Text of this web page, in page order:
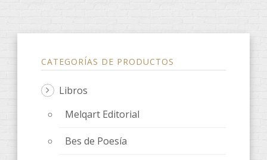
CATEGORÍAS DE PRODUCTOS
Libros
Melqart Editorial
Bes de Poesía